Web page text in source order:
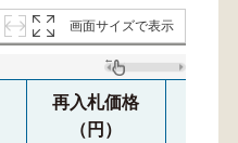
画面サイズで表示
再入札価格
（円）